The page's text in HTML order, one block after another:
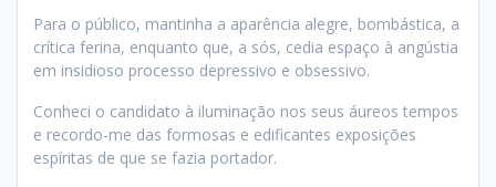
Para o público, mantinha a aparência alegre, bombástica, a
crítica ferina, enquanto que, a sós, cedia espaço à angústia
em insidioso processo depressivo e obsessivo.
Conheci o candidato à iluminação nos seus áureos tempos
e recordo-me das formosas e edificantes exposições
espíritas de que se fazia portador.